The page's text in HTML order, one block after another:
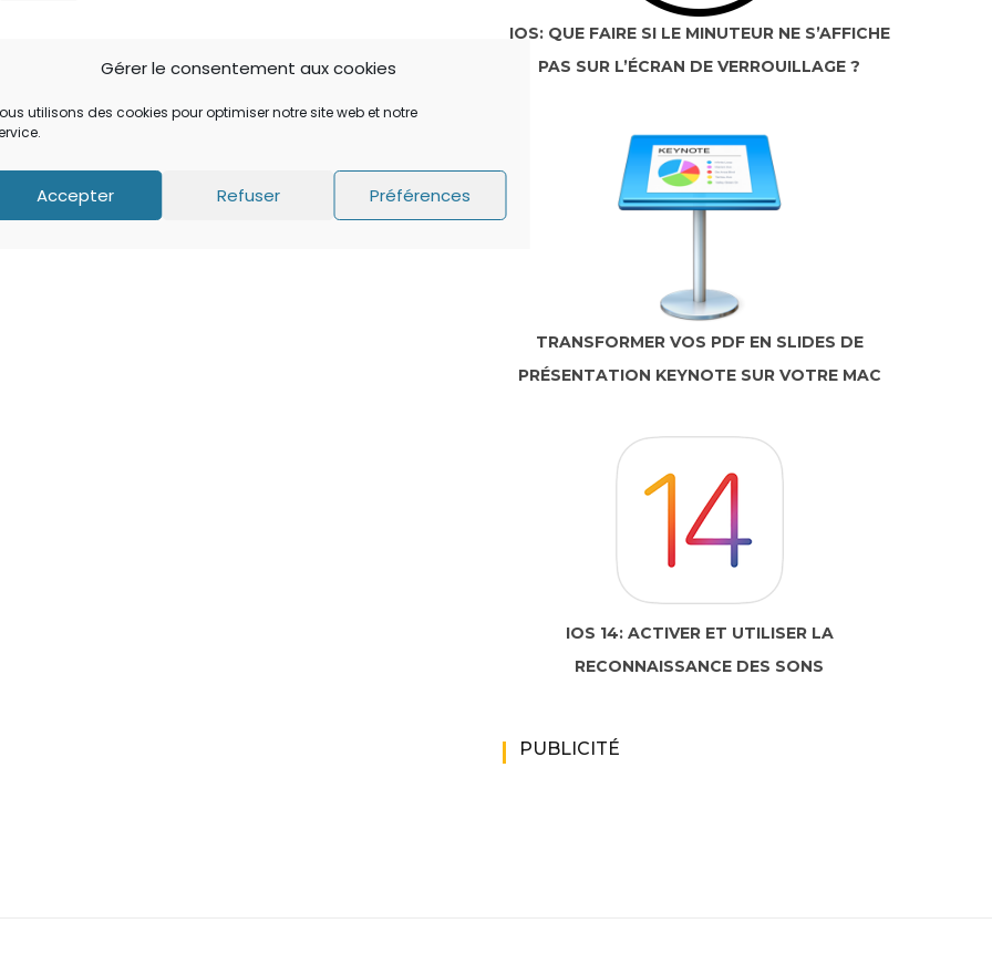
Gérer le consentement aux cookies
utilisons des cookies pour optimiser notre site web et notre
Accepter Refuser Préférences
IOS: QUE FAIRE SI LE MINUTEUR NE S’AFFICHE
PAS SUR L’ÉCRAN DE VERROUILLAGE ?
TRANSFORMER VOS PDF EN SLIDES DE
PRÉSENTATION KEYNOTE SUR VOTRE MAC
IOS 14: ACTIVER ET UTILISER LA
RECONNAISSANCE DES SONS
PUBLICITÉ